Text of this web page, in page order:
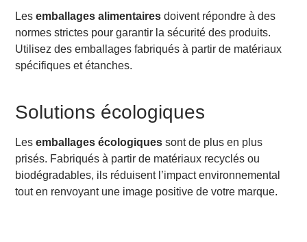
Lesemballages alimentaires doivent répondre à des
normes strictes pour garantir la sécurité des produits.
Utilisez des emballages fabriqués à partir de matériaux
spécifiques et étanches.
Solutions écologiques
Lesemballages écologiques sont de plus en plus
prisés. Fabriqués à partir de matériaux recyclés ou
biodégradables, ils réduisent l’impact environnemental
tout en renvoyant une image positive de votre marque.